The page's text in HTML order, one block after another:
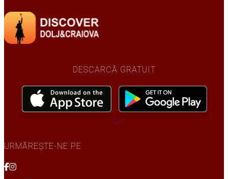
DESCARCĂ GRATUIT
URMĂREȘTE-NE PE